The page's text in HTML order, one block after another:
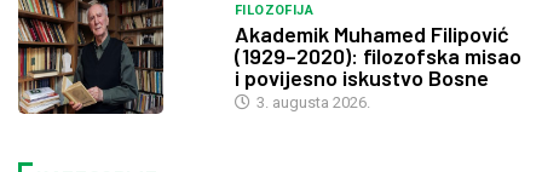
FILOZOFIJA
Akademik Muhamed Filipović
(1929–2020): filozofska misao
i povijesno iskustvo Bosne
3. augusta 2026.